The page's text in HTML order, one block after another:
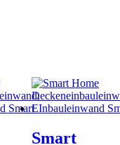
Smart